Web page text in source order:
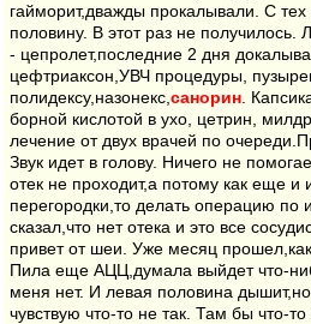
гайморит,дважды прокалывали. С
половину. В этот раз не получилось.
- цепролет,последние 2 дня
цефтриаксон,УВЧ процедуры,
полидексу,назонекс, санорин .
борной кислотой в ухо, цетрин,
лечение от двух врачей по
Звук идет в голову. Ничего не
отек не проходит,а потому как еще и
перегородки,то делать операцию по
сказал,что нет отека и это все
привет от шеи. Уже месяц прошел,как
Пила еще АЦЦ,думала выйдет что-
меня нет. И левая половина
чувствую что-то не так. Там бы что-